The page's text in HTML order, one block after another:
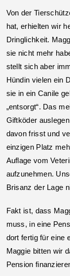
Von der
hat, erhielten wir
Dringlichkeit.
sie nicht mehr
stellt sich aber
Hündin vielen ein
sie in ein Canile
„entsorgt“. Das
Giftköder
davon frisst und
einzigen Platz
Auflage vom
aufzunehmen.
Brisanz der Lage
Fakt ist, dass
muss, in eine
dort fertig für eine
Maggie bitten wir
Pension